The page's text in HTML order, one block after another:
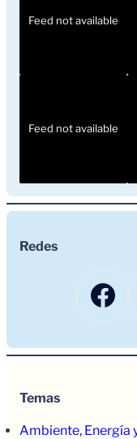
Feed not available
Feed not available
Redes
Temas
Ambiente, Energía